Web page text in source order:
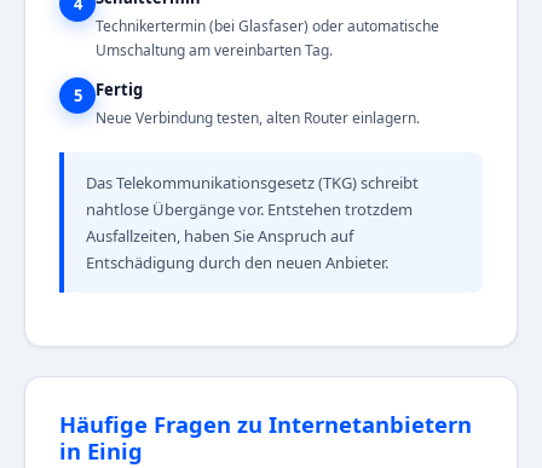
Technikertermin (bei Glasfaser) oder automatische
Umschaltung am vereinbarten Tag.
5 Fertig
Neue Verbindung testen, alten Router einlagern.
Das Telekommunikationsgesetz (TKG) schreibt
nahtlose Übergänge vor. Entstehen trotzdem
Ausfallzeiten, haben Sie Anspruch auf
Entschädigung durch den neuen Anbieter.
Häufige Fragen zu Internetanbietern
in Einig